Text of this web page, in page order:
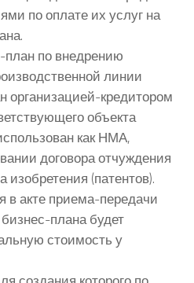
по оплате их услуг на
по внедрению
линии
организацией-кредитором
объекта
как НМА,
договора отчуждения
(патентов).
в акте приема-передачи
плана будет
стоимость у